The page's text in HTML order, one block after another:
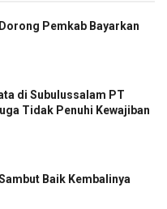
Pemkab Bayarkan
di Subulussalam PT
Tidak Penuhi Kewajiban
Baik Kembalinya